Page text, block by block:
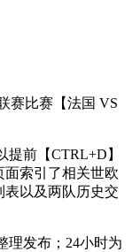
赛比赛【法国 VS
前【CTRL+D】
索引了相关世欧
以及两队历史交
理发布；24小时为